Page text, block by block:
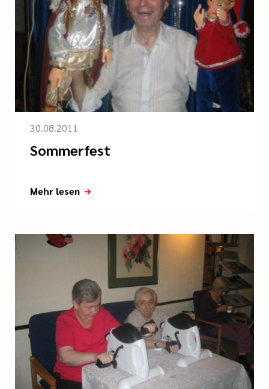
30.08.2011
Sommerfest
Mehr lesen